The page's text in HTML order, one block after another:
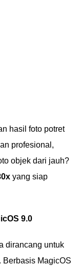
hasil foto potret
profesional,
objek dari jauh?
yang siap
9.0
dirancang untuk
Berbasis MagicOS